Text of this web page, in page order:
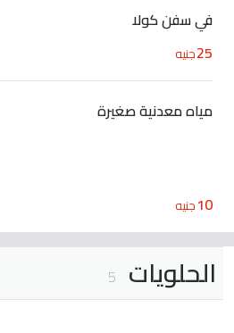
في سفن كولا
25جنيه
مياه معدنية صغيرة
10جنيه
الحلويات 5